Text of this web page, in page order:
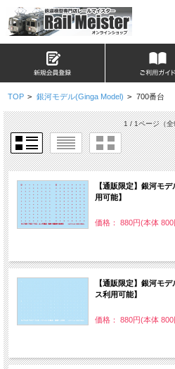
TOP > 銀河モデル(Ginga Model) > 700番台
1 / 1ページ（全
【通販限定】銀河モ
用可能】
価格： 880円(本体 800
【通販限定】銀河モ
ス利用可能】
価格： 880円(本体 800